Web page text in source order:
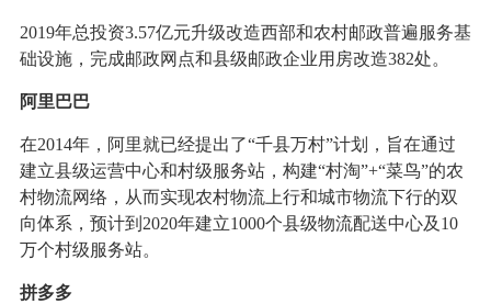
2019年总投资3.57亿元升级改造西部和农村邮政普遍服务基
础设施，完成邮政网点和县级邮政企业用房改造382处。
阿里巴巴
在2014年，阿里就已经提出了“千县万村”计划，旨在通过
建立县级运营中心和村级服务站，构建“村淘”+“菜鸟”的农
村物流网络，从而实现农村物流上行和城市物流下行的双
向体系，预计到2020年建立1000个县级物流配送中心及10
万个村级服务站。
拼多多